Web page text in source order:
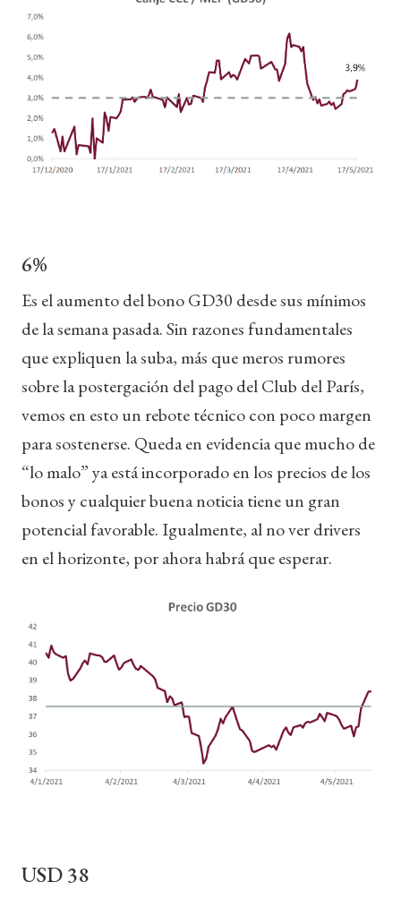
6%
Es el aumento del bono GD30 desde sus mínimos
de la semana pasada. Sin razones fundamentales
que expliquen la suba, más que meros rumores
sobre la postergación del pago del Club del París,
vemos en esto un rebote técnico con poco margen
para sostenerse. Queda en evidencia que mucho de
“lo malo” ya está incorporado en los precios de los
bonos y cualquier buena noticia tiene un gran
potencial favorable. Igualmente, al no ver drivers
en el horizonte, por ahora habrá que esperar.
USD 38